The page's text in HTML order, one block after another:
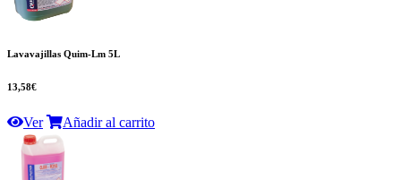
Lavavajillas Quim-Lm 5L
13,58€
Ver Añadir al carrito